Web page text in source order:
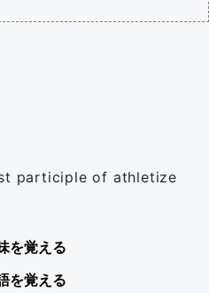
participle of athletize
を覚える
を覚える